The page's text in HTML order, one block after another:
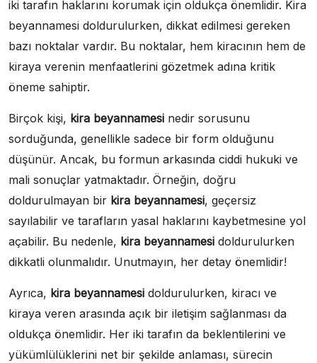
iki tarafın haklarını korumak için oldukça önemlidir. Kira
beyannamesi doldurulurken, dikkat edilmesi gereken
bazı noktalar vardır. Bu noktalar, hem kiracının hem de
kiraya verenin menfaatlerini gözetmek adına kritik
öneme sahiptir.
Birçok kişi, kira beyannamesi nedir sorusunu
sorduğunda, genellikle sadece bir form olduğunu
düşünür. Ancak, bu formun arkasında ciddi hukuki ve
mali sonuçlar yatmaktadır. Örneğin, doğru
doldurulmayan bir kira beyannamesi, geçersiz
sayılabilir ve tarafların yasal haklarını kaybetmesine yol
açabilir. Bu nedenle, kira beyannamesi doldurulurken
dikkatli olunmalıdır. Unutmayın, her detay önemlidir!
Ayrıca, kira beyannamesi doldurulurken, kiracı ve
kiraya veren arasında açık bir iletişim sağlanması da
oldukça önemlidir. Her iki tarafın da beklentilerini ve
yükümlülüklerini net bir şekilde anlaması, sürecin